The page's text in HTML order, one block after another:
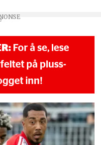
For å se, lese
på pluss-
inn!